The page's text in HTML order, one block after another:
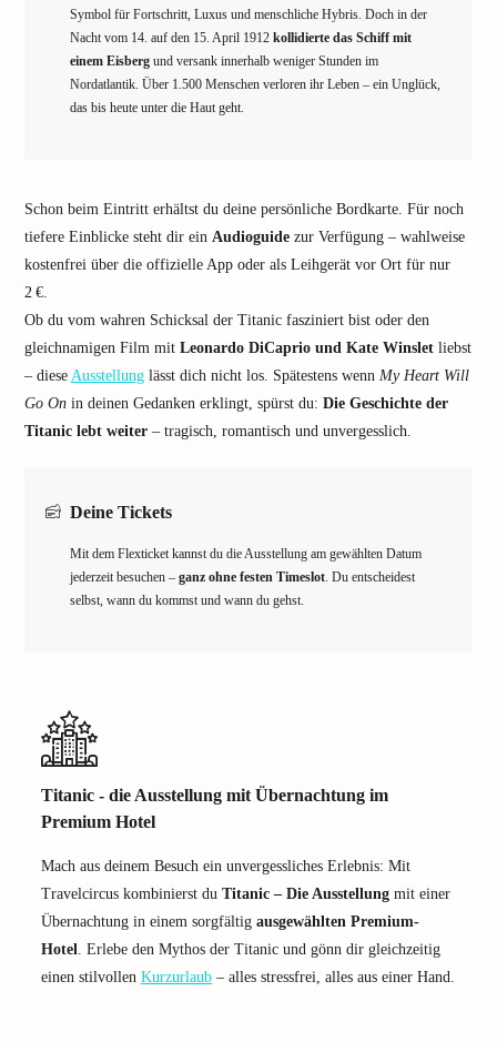
Symbol für Fortschritt, Luxus und menschliche Hybris. Doch in der
Nacht vom 14. auf den 15. April 1912 kollidierte das Schiff mit
einem Eisberg und versank innerhalb weniger Stunden im
Nordatlantik. Über 1.500 Menschen verloren ihr Leben – ein Unglück,
das bis heute unter die Haut geht.
Schon beim Eintritt erhältst du deine persönliche Bordkarte. Für noch
tiefere Einblicke steht dir ein Audioguide zur Verfügung – wahlweise
kostenfrei über die offizielle App oder als Leihgerät vor Ort für nur
2 €.
Ob du vom wahren Schicksal der Titanic fasziniert bist oder den
gleichnamigen Film mit Leonardo DiCaprio und Kate Winslet liebst
– diese Ausstellung lässt dich nicht los. Spätestens wenn My Heart Will
Go On in deinen Gedanken erklingt, spürst du: Die Geschichte der
Titanic lebt weiter – tragisch, romantisch und unvergesslich.
Deine Tickets
Mit dem Flexticket kannst du die Ausstellung am gewählten Datum
jederzeit besuchen – ganz ohne festen Timeslot. Du entscheidest
selbst, wann du kommst und wann du gehst.
Titanic - die Ausstellung mit Übernachtung im
Premium Hotel
Mach aus deinem Besuch ein unvergessliches Erlebnis: Mit
Travelcircus kombinierst du Titanic – Die Ausstellung mit einer
Übernachtung in einem sorgfältig ausgewählten Premium-
Hotel. Erlebe den Mythos der Titanic und gönn dir gleichzeitig
einen stilvollen Kurzurlaub – alles stressfrei, alles aus einer Hand.